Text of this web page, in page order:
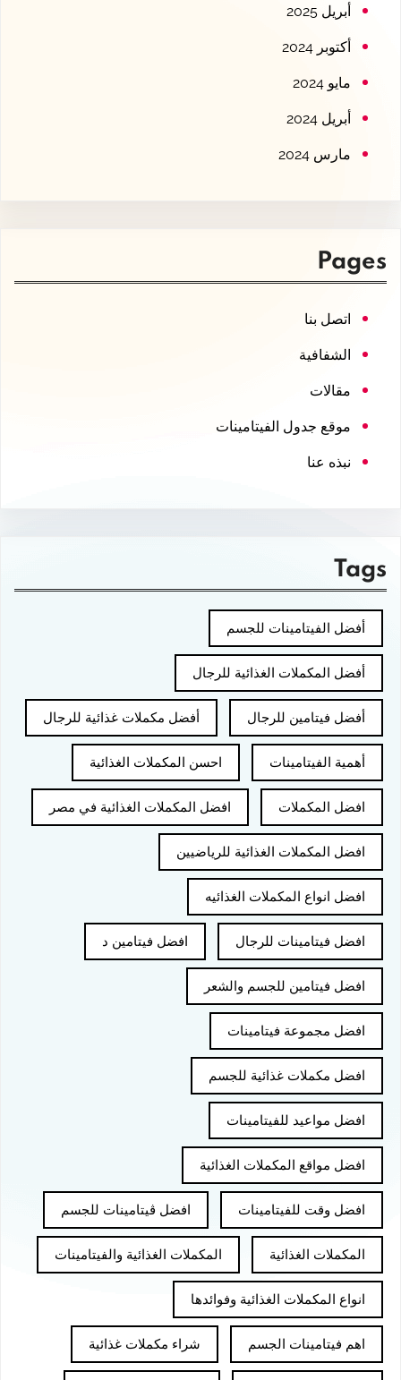
أبريل 2025
أكتوبر 2024
مايو 2024
أبريل 2024
مارس 2024
Pages
اتصل بنا
الشفافية
مقالات
موقع جدول الفيتامينات
نبذه عنا
Tags
أفضل الفيتامينات للجسم
أفضل المكملات الغذائية للرجال
أفضل فيتامين للرجال أفضل مكملات غذائية للرجال
أهمية الفيتامينات احسن المكملات الغذائية
افضل المكملات افضل المكملات الغذائية في مصر
افضل المكملات الغذائية للرياضيين
افضل انواع المكملات الغذائيه
افضل فيتامينات للرجال افضل فيتامين د
افضل فيتامين للجسم والشعر
افضل مجموعة فيتامينات
افضل مكملات غذائية للجسم
افضل مواعيد للفيتامينات
افضل مواقع المكملات الغذائية
افضل وقت للفيتامينات افضل ڤيتامينات للجسم
المكملات الغذائية المكملات الغذائية والفيتامينات
انواع المكملات الغذائية وفوائدها
اهم فيتامينات الجسم شراء مكملات غذائية